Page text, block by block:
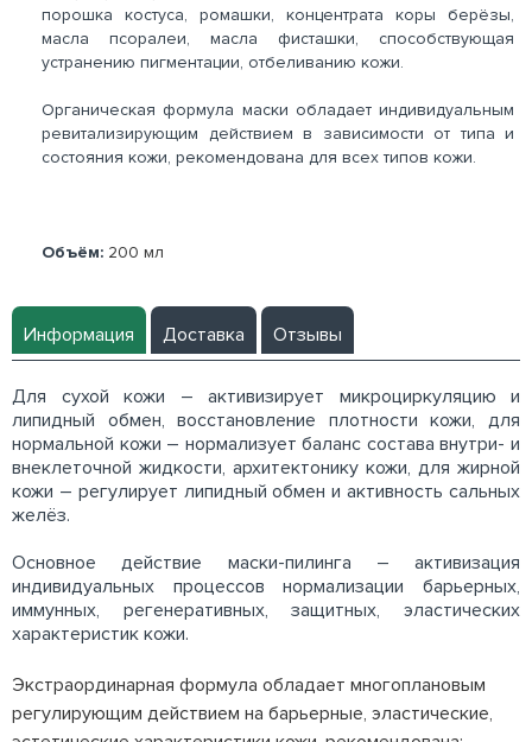
порошка костуса, ромашки, концентрата коры берёзы,
масла псоралеи, масла фисташки, способствующая
устранению пигментации, отбеливанию кожи.
Органическая формула маски обладает индивидуальным
ревитализирующим действием в зависимости от типа и
состояния кожи, рекомендована для всех типов кожи.
Объём: 200 мл
Информация Доставка Отзывы
Для сухой кожи – активизирует микроциркуляцию и
липидный обмен, восстановление плотности кожи, для
нормальной кожи – нормализует баланс состава внутри- и
внеклеточной жидкости, архитектонику кожи, для жирной
кожи – регулирует липидный обмен и активность сальных
желёз.
Основное действие маски-пилинга – активизация
индивидуальных процессов нормализации барьерных,
иммунных, регенеративных, защитных, эластических
характеристик кожи.
Экстраординарная формула обладает многоплановым
регулирующим действием на барьерные, эластические,